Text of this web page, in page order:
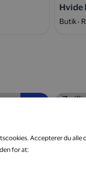
Hvide
Butik
Accepterer du alle
for at: